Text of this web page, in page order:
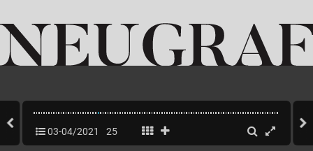
03-04/2021 25